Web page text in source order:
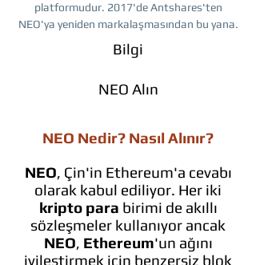
platformudur. 2017'de Antshares'ten
NEO'ya yeniden markalaşmasından bu yana.
Bilgi
NEO Alın
NEO Nedir? Nasıl Alınır?
NEO, Çin'in Ethereum'a cevabı
olarak kabul ediliyor. Her iki
kripto para birimi de akıllı
sözleşmeler kullanıyor ancak
NEO, Ethereum'un ağını
iyileştirmek için benzersiz blok